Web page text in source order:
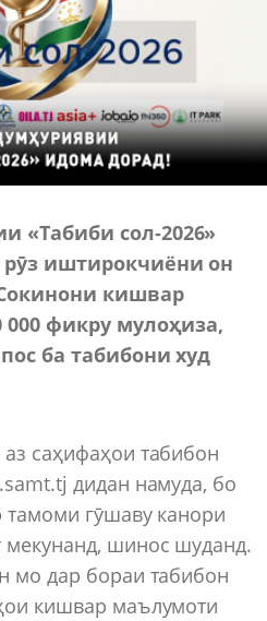
«Табиби сол-2026»
иштирокчиёни он
кишвар
000 фикру мулоҳиза,
ба табибони худ
саҳифаҳои табибон
дидан намуда, бо
тамоми гӯшаву канори
шинос шуданд.
мо дар бораи табибон
кишвар маълумоти